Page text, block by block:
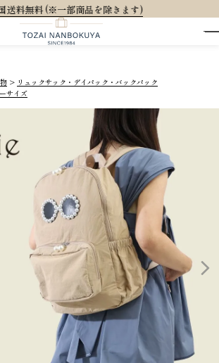
す)
リュックサック・デイパック・バックパック
サイズ